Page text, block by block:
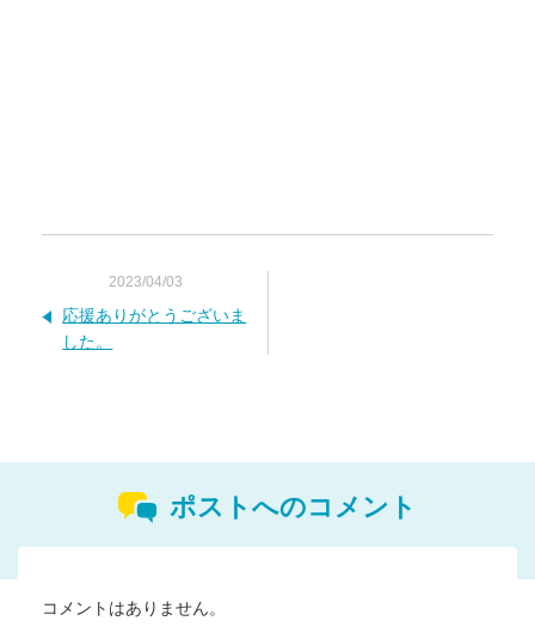
2023/04/03
応援ありがとうございま
した。
ポストへのコメント
コメントはありません。